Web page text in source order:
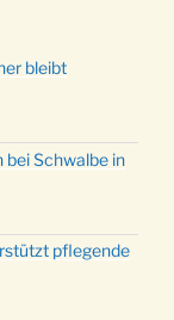
bleibt
bei Schwalbe in
pflegende